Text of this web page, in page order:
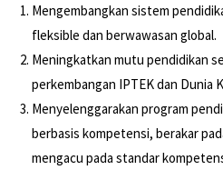
Mengembangkan sistem
fleksible dan berwawasan global.
Meningkatkan mutu pendidikan
perkembangan IPTEK dan Dunia
Menyelenggarakan program
berbasis kompetensi, berakar
mengacu pada standar